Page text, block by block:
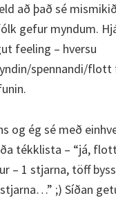
að það sé
gefur myndum.
feeling – hversu
spennandi/flott
og ég sé með
tékklista – “já,
– 1 stjarna, töff
;) Síðan